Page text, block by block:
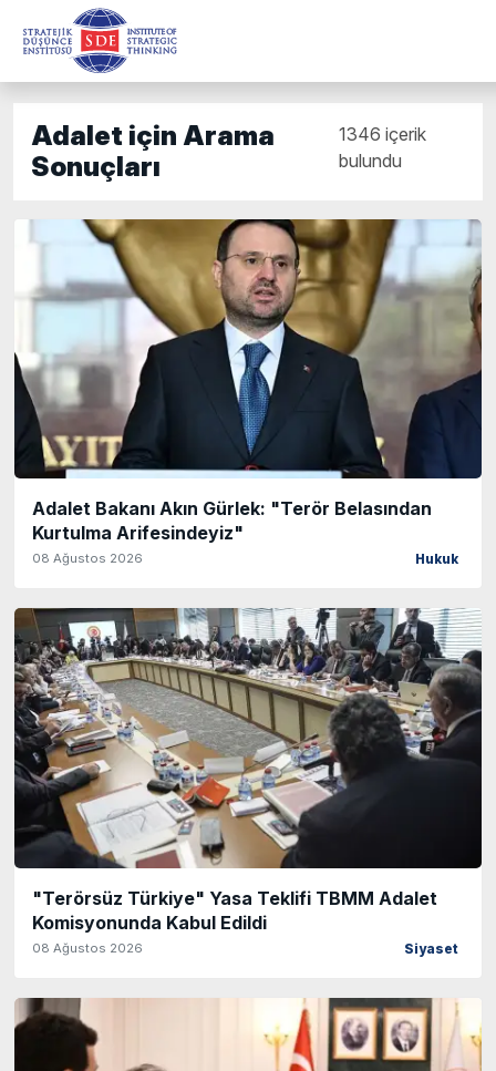
Adalet için Arama
Sonuçları
1346 içerik
bulundu
Adalet Bakanı Akın Gürlek: "Terör Belasından
Kurtulma Arifesindeyiz"
08 Ağustos 2026 Hukuk
"Terörsüz Türkiye" Yasa Teklifi TBMM Adalet
Komisyonunda Kabul Edildi
08 Ağustos 2026 Siyaset